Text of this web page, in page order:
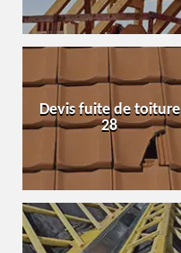
Devis fuite de toiture
28